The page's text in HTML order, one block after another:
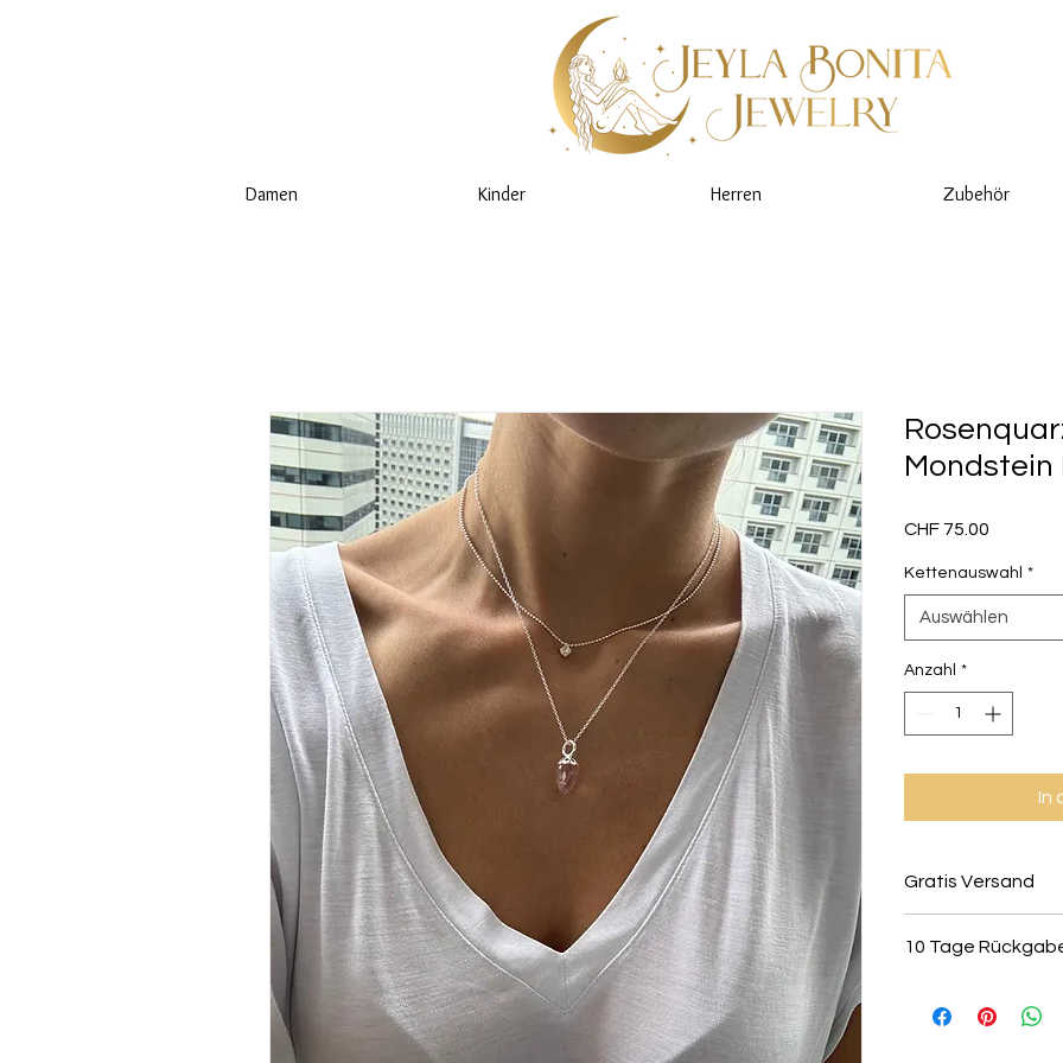
Damen Kinder Herren Zubehör
CHF 75.00
Kettenauswahl *
Auswählen
Anzahl *
In
Gratis Versand
kostenlos innerhalb
10 Tage
retourniert oder